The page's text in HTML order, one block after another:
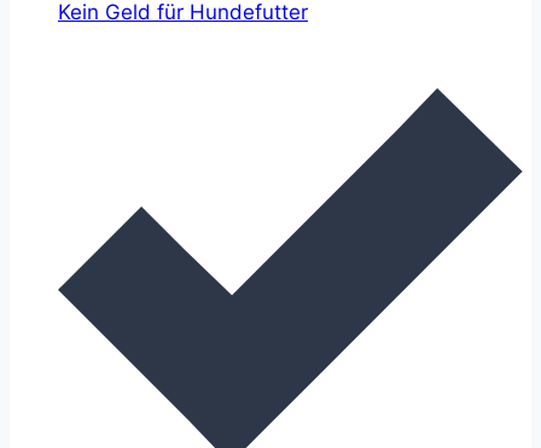
Kein Geld für Hundefutter